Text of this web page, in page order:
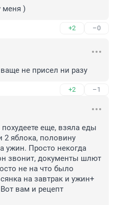
меня )
+2 –0
не присел ни разу
+2 –1
похудеете еще, взяла еды
2 яблока, половину
ужин. Просто некогда
звонит, документы шлют
не на что было
на завтрак и ужин+
вам и рецепт